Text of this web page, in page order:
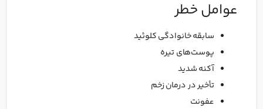
عوامل خطر
سابقه خانوادگی کلوئید
پوست‌های تیره
آکنه شدید
تأخیر در درمان زخم
عفونت